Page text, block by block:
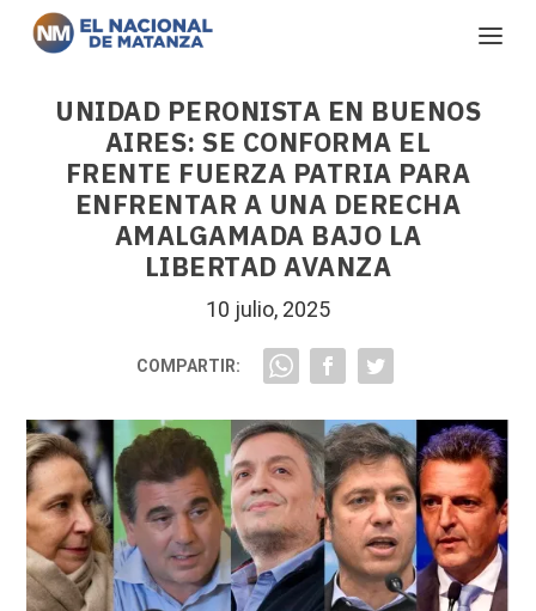
UNIDAD PERONISTA EN BUENOS
AIRES: SE CONFORMA EL
FRENTE FUERZA PATRIA PARA
ENFRENTAR A UNA DERECHA
AMALGAMADA BAJO LA
LIBERTAD AVANZA
10 julio, 2025
COMPARTIR: